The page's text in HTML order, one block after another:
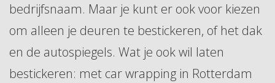
bedrijfsnaam. Maar je kunt er ook voor kiezen
om alleen je deuren te bestickeren, of het dak
en de autospiegels. Wat je ook wil laten
bestickeren: met car wrapping in Rotterdam